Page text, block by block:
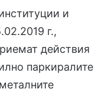
и
г.,
действия
паркиралите